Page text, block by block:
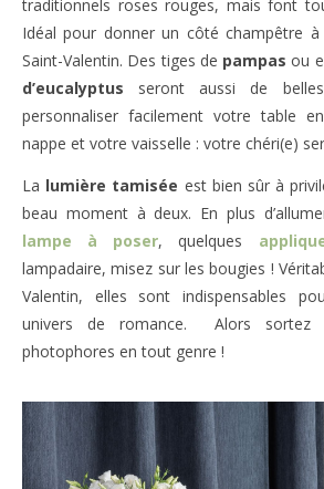
traditionnels roses rouges, mais font
Idéal pour donner un côté champêtre
Saint-Valentin. Des tiges de pampas ou
d’eucalyptus seront aussi de
personnaliser facilement votre table
nappe et votre vaisselle : votre chéri(e)
La lumière tamisée est bien sûr à
beau moment à deux. En plus
lampe à
poser, quelques
lampadaire, misez sur les bougies !
Valentin, elles sont indispensables
univers de romance. Alors sortez
photophores en tout genre !